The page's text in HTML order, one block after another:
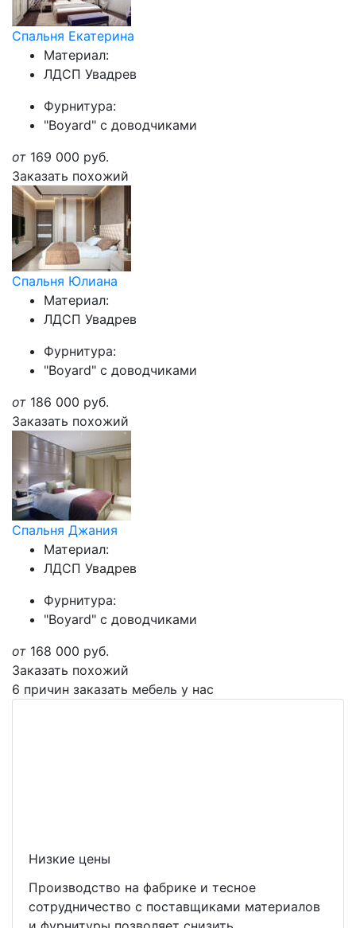
Спальня Екатерина
Материал:
ЛДСП Увадрев
Фурнитура:
"Boyard" с доводчиками
от 169 000 руб.
Заказать похожий
Спальня Юлиана
Материал:
ЛДСП Увадрев
Фурнитура:
"Boyard" с доводчиками
от 186 000 руб.
Заказать похожий
Спальня Джания
Материал:
ЛДСП Увадрев
Фурнитура:
"Boyard" с доводчиками
от 168 000 руб.
Заказать похожий
6 причин заказать мебель у нас
Низкие цены
Производство на фабрике и тесное
сотрудничество с поставщиками материалов